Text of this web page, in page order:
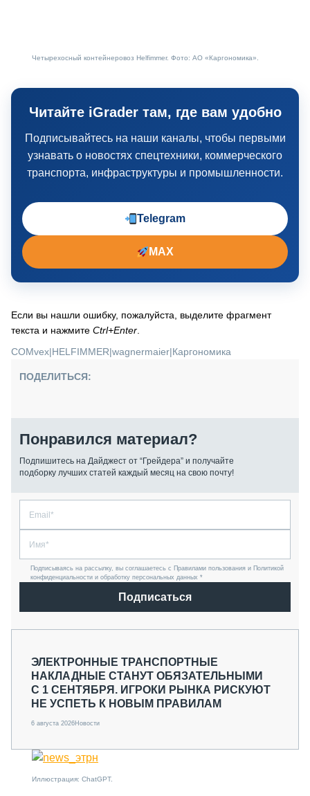
Четырехосный контейнеровоз Helfimmer. Фото: АО «Каргономика».
Читайте iGrader там, где вам удобно
Подписывайтесь на наши каналы, чтобы первыми
узнавать о новостях спецтехники, коммерческого
транспорта, инфраструктуры и промышленности.
Telegram
MAX
Если вы нашли ошибку, пожалуйста, выделите фрагмент
текста и нажмите Ctrl+Enter
COMvex|HELFIMMER|wagnermaier|Каргономика
ПОДЕЛИТЬСЯ:
Понравился материал?
Подпишитесь на Дайджест от “Грейдера” и получайте
подборку лучших статей каждый месяц на свою почту!
Подписываясь на рассылку, вы соглашаетесь с Правилами пользования и Политикой
конфиденциальности и обработку персональных данных *
Подписаться
ЭЛЕКТРОННЫЕ ТРАНСПОРТНЫЕ
НАКЛАДНЫЕ СТАНУТ ОБЯЗАТЕЛЬНЫМИ
С 1 СЕНТЯБРЯ. ИГРОКИ РЫНКА РИСКУЮТ
НЕ УСПЕТЬ К НОВЫМ ПРАВИЛАМ
6 августа 2026Новости
Иллюстрация: ChatGPT.